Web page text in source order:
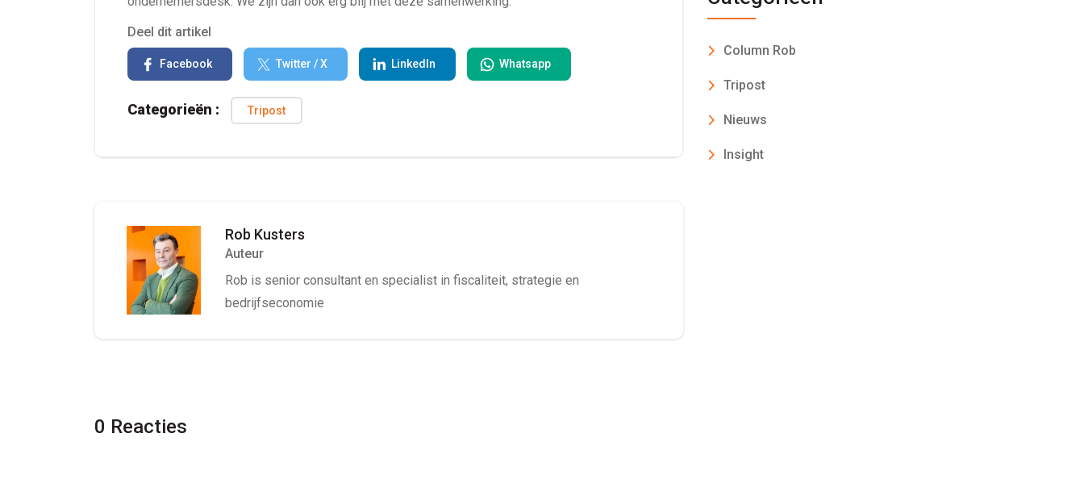
Deel dit artikel
Facebook Twitter / X LinkedIn Whatsapp
Categorieën : Tripost
Rob Kusters
Auteur
Rob is senior consultant en specialist in fiscaliteit, strategie en
bedrijfseconomie
0 Reacties
Column Rob
Tripost
Nieuws
Insight